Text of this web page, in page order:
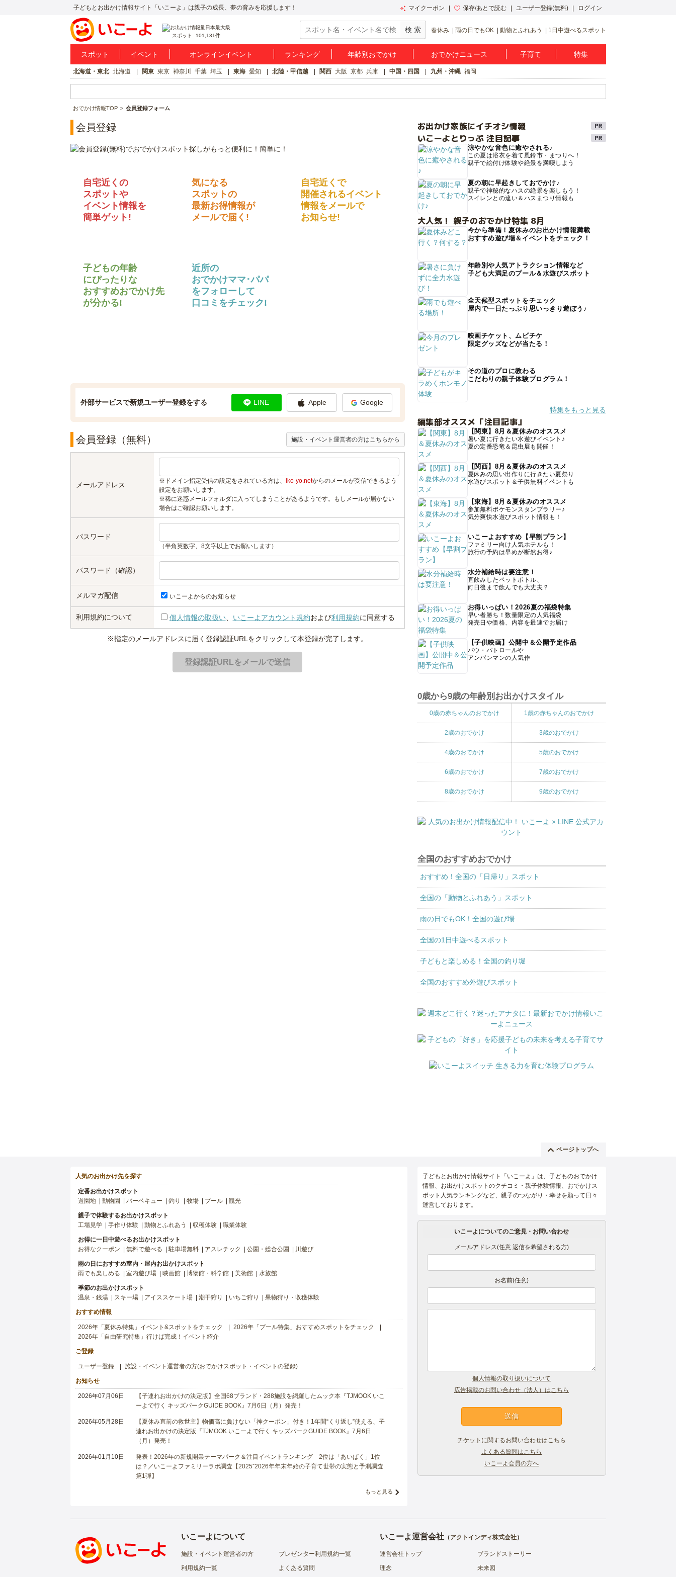
子どもとお出かけ情報サイト「いこーよ」は親子の成長、夢の育みを応援します！ マイクーポン 保存/あとで読む ユーザー登録(無料) ログイン
スポット 101,131件
春休み 雨の日でもOK 動物とふれあう 1日中遊べるスポット
スポット イベント オンラインイベント ランキング 年齢別おでかけ おでかけニュース 子育て 特集
北海道・東北 北海道 関東 東京 神奈川 千葉 埼玉 東海 愛知 北陸・甲信越 関西 大阪 京都 兵庫 中国・四国 九州・沖縄 福岡
おでかけ情報TOP 会員登録フォーム
会員登録
自宅近くの
スポットや
イベント情報を
簡単ゲット!
気になる
スポットの
最新お得情報が
メールで届く!
自宅近くで
開催されるイベント
情報をメールで
お知らせ!
子どもの年齢
にぴったりな
おすすめおでかけ先
が分かる!
近所の
おでかけママ･パパ
をフォローして
口コミをチェック!
外部サービスで新規ユーザー登録をする LINE Apple Google
会員登録（無料） 施設・イベント運営者の方はこちらから
メールアドレス ※ドメイン指定受信の設定をされている方は、 iko-yo.netからのメールが受信できるよう
設定をお願いします。
※稀に迷惑メールフォルダに入ってしまうことがあるようです。もしメールが届かない
場合はご確認お願いします。
パスワード
（半角英数字、8文字以上でお願いします）
パスワード（確認）
メルマガ配信 いこーよからのお知らせ
利用規約について 個人情報の取扱い、 いこーよアカウント規約および利用規約に同意する
※指定のメールアドレスに届く登録認証URLをクリックして本登録が完了します。
お出かけ家族にイチオシ情報
いこーよとりっぷ 注目記事
涼やかな音色に癒やされる♪
この夏は浴衣を着て風鈴市・まつりへ！
親子で絵付け体験や絶景を満喫しよう
夏の朝に早起きしておでかけ♪
親子で神秘的なハスの絶景を楽しもう！
スイレンとの違い＆ハスまつり情報も
大人気！ 親子のおでかけ特集 8月
今から準備！夏休みのお出かけ情報満載
おすすめ遊び場＆イベントをチェック！
年齢別や人気アトラクション情報など
子ども大満足のプール＆水遊びスポット
全天候型スポットをチェック
屋内で一日たっぷり思いっきり遊ぼう♪
映画チケット、ムビチケ
限定グッズなどが当たる！
その道のプロに教わる
こだわりの親子体験プログラム！
特集をもっと見る
編集部オススメ「注目記事」
【関東】8月＆夏休みのオススメ
暑い夏に行きたい水遊びイベント♪
夏の定番恐竜＆昆虫展も開催！
【関西】8月＆夏休みのオススメ
夏休みの思い出作りに行きたい夏祭り
水遊びスポット＆子供無料イベントも
【東海】8月＆夏休みのオススメ
参加無料ポケモンスタンプラリー♪
気分爽快水遊びスポット情報も！
いこーよおすすめ【早割プラン】
ファミリー向け人気ホテルも！
旅行の予約は早めが断然お得♪
水分補給時は要注意！
直飲みしたペットボトル、
何日後まで飲んでも大丈夫？
お得いっぱい！2026夏の福袋特集
早い者勝ち！数量限定の人気福袋
発売日や価格、内容を最速でお届け
【子供映画】公開中＆公開予定作品
パウ・パトロールや
アンパンマンの人気作
0歳から9歳の年齢別お出かけスタイル
0歳の赤ちゃんのおでかけ 1歳の赤ちゃんのおでかけ
2歳のおでかけ 3歳のおでかけ
4歳のおでかけ 5歳のおでかけ
6歳のおでかけ 7歳のおでかけ
8歳のおでかけ 9歳のおでかけ
全国のおすすめおでかけ
おすすめ！全国の「日帰り」スポット
全国の「動物とふれあう」スポット
雨の日でもOK！全国の遊び場
全国の1日中遊べるスポット
子どもと楽しめる！全国の釣り堀
全国のおすすめ外遊びスポット
ページトップへ
人気のお出かけ先を探す
定番お出かけスポット
遊園地
動物園 バーベキュー 釣り 牧場 プール 観光
親子で体験するお出かけスポット
工場見学
手作り体験 動物とふれあう 収穫体験 職業体験
お得に一日中遊べるお出かけスポット
お得なクーポン
無料で遊べる 駐車場無料 アスレチック 公園・総合公園 川遊び
雨の日におすすめ室内・屋内お出かけスポット
雨でも楽しめる
室内遊び場 映画館 博物館・科学館 美術館 水族館
季節のお出かけスポット
温泉・銭湯
スキー場 アイススケート場 潮干狩り いちご狩り 果物狩り・収穫体験
おすすめ情報
2026年「夏休み特集」イベント&スポットをチェック
2026年「プール特集」おすすめスポットをチェック
2026年「自由研究特集」行けば完成！イベント紹介
ご登録
ユーザー登録 施設・イベント運営者の方(おでかけスポット・イベントの登録)
お知らせ
2026年07月06日
【子連れお出かけの決定版】全国68ブランド・288施設を網羅したムック本『TJMOOK いこ
ーよで行く キッズパークGUIDE BOOK』7月6日（月）発売！
2026年05月28日
【夏休み直前の救世主】物価高に負けない「神クーポン」付き！1年間“くり返し”使える、子
連れお出かけの決定版『TJMOOK いこーよで行く キッズパークGUIDE BOOK』7月6日
（月）発売！
2026年01月10日
発表！2026年の新規開業テーマパーク＆注目イベントランキング 2位は「あいぱく」1位
は？／いこーよファミリーラボ調査【2025⁻2026年年末年始の子育て世帯の実態と予測調査
第1弾】
もっと見る
子どもとお出かけ情報サイト「いこーよ」は、子どものおでかけ
情報、お出かけスポットのクチコミ・親子体験情報、おでかけス
ポット人気ランキングなど、親子のつながり・幸せを願って日々
運営しております。
いこーよについてのご意見・お問い合わせ
メールアドレス(任意 返信を希望される方)
お名前(任意)
個人情報の取り扱いについて
広告掲載のお問い合わせ（法人）はこちら
チケットに関するお問い合わせはこちら
よくある質問はこちら
いこーよ会員の方へ
いこーよについて
施設・イベント運営者の方
プレゼンター利用規約一覧
利用規約一覧
よくある質問
いこーよ運営会社（アクトインディ株式会社）
運営会社トップ
ブランドストーリー
理念
未来図